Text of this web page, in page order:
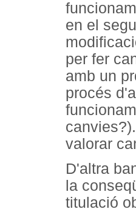
en el
per fer
amb un
procés
valorar
D'altra
la
titulació